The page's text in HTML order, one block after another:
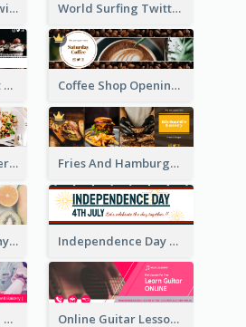
Fitness Training Twitter Header World Surfing Twitter Header
Dessert Restaurant Twitter Header Coffee Shop Opening Twitter Header
Lunch Buffet Twitter Header Fries And Hamburger Restaurant Twitter Header
Simple Photography Twitter Header Promoting Healthy Independence Day Twitter Header With Decorations
Patisserie Promote Twitter Header Online Guitar Lesson Twitter Header